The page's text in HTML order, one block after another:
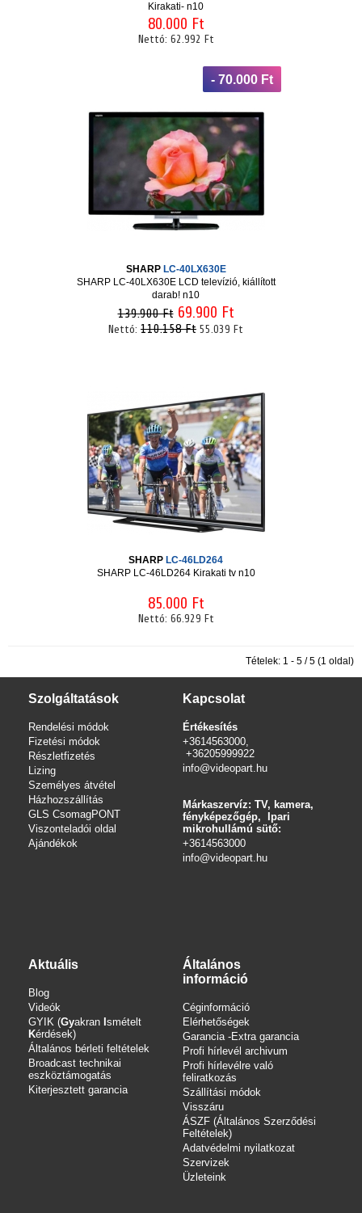
Kirakati- n10
80.000 Ft
Nettó: 62.992 Ft
- 70.000 Ft
SHARP LC-40LX630E
SHARP LC-40LX630E LCD televízió, kiállított
darab! n10
139.900 Ft 69.900 Ft
Nettó: 110.158 Ft 55.039 Ft
SHARP LC-46LD264
SHARP LC-46LD264 Kirakati tv n10
85.000 Ft
Nettó: 66.929 Ft
Tételek: 1 - 5 / 5 (1 oldal)
Szolgáltatások
Rendelési módok
Fizetési módok
Részletfizetés
Lizing
Személyes átvétel
Házhozszállítás
GLS CsomagPONT
Viszonteladói oldal
Ajándékok
Kapcsolat
Értékesítés
+3614563000,
+36205999922
info@videopart.hu
Márkaszervíz: TV, kamera,
fényképezőgép, Ipari
mikrohullámú sütő:
+3614563000
info@videopart.hu
Aktuális
Blog
Videók
GYIK (Gyakran smételt
Kérdések)
Általános bérleti feltételek
Broadcast technikai
eszköztámogatás
Kiterjesztett garancia
Általános
információ
Céginformáció
Elérhetőségek
Garancia -Extra garancia
Profi hírlevél archivum
Profi hírlevélre való
feliratkozás
Szállítási módok
Visszáru
ÁSZF (Általános Szerződési
Feltételek)
Adatvédelmi nyilatkozat
Szervizek
Üzleteink